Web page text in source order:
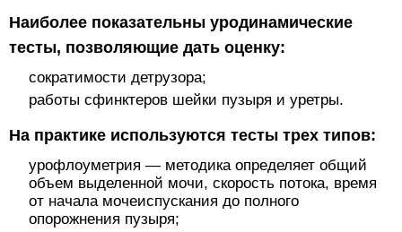
Наиболее показательны уродинамические
тесты, позволяющие дать оценку:
сократимости детрузора;
работы сфинктеров шейки пузыря и уретры.
На практике используются тесты трех типов:
урофлоуметрия — методика определяет общий
объем выделенной мочи, скорость потока, время
от начала мочеиспускания до полного
опорожнения пузыря;